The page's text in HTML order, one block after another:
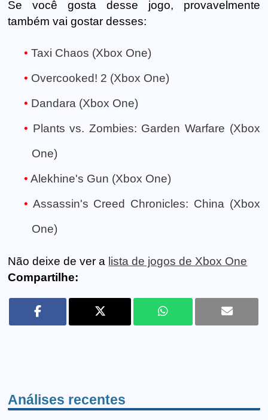
Se você gosta desse jogo, provavelmente
também vai gostar desses:
Taxi Chaos (Xbox One)
Overcooked! 2 (Xbox One)
Dandara (Xbox One)
Plants vs. Zombies: Garden Warfare (Xbox
One)
Alekhine's Gun (Xbox One)
Assassin's Creed Chronicles: China (Xbox
One)
Não deixe de ver a lista de jogos de Xbox One
Compartilhe:
Análises recentes